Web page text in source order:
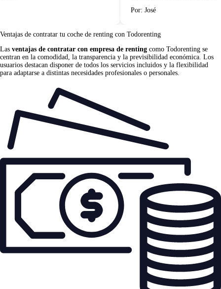
Por: José
Ventajas de contratar tu coche de renting con Todorenting
Las ventajas de contratar con empresa de renting como Todorenting se
centran en la comodidad, la transparencia y la previsibilidad económica. Los
usuarios destacan disponer de todos los servicios incluidos y la flexibilidad
para adaptarse a distintas necesidades profesionales o personales.